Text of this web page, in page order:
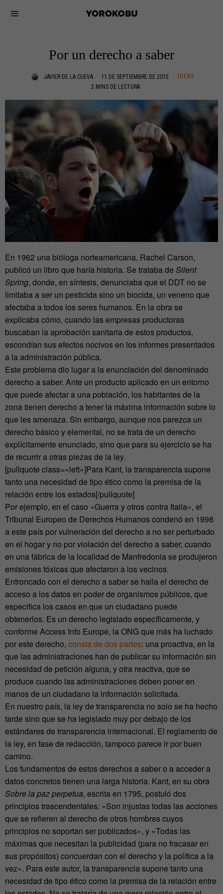
Por un derecho a saber
JAVIER DE LA CUEVA 11 DE SEPTIEMBRE DE 2015
IDEAS
2 MINS DE LECTURA
En 1962 una bióloga norteamericana, Rachel Carson,
publicó un libro que haría historia. Se trataba de Silent
Spring, donde, en síntesis, denunciaba que el DDT no se
limitaba a ser un pesticida sino un biocida, un veneno que
afectaba a todos los seres humanos. En la obra se
explicaba cómo, cuando las empresas productoras
buscaban la aprobación sanitaria de estos productos,
escondían sus efectos nocivos en los informes presentados
a la administración pública.
Este problema dio lugar a la enunciación del denominado
derecho a saber. Ante un producto aplicado en un entorno
que puede afectar a una población, los habitantes de la
zona tienen derecho a tener la máxima información sobre lo
que les amenaza. Sin embargo, aunque nos parezca un
derecho básico y elemental, no se trata de un derecho
explícitamente enunciado, sino que para su ejercicio se ha
de recurrir a otras piezas de la ley.
[pullquote class=»left»]Para Kant, la transparencia supone
tanto una necesidad de tipo ético como la premisa de la
relación entre los estados[/pullquote]
Por ejemplo, en el caso «Guerra y otros contra Italia», el
Tribunal Europeo de Derechos Humanos condenó en 1998
a este país por vulneración del derecho a no ser perturbado
en el hogar y no por violación del derecho a saber, cuando
en una fábrica de la localidad de Manfredonia se produjeron
emisiones tóxicas que afectaron a los vecinos.
Entroncado con el derecho a saber se halla el derecho de
acceso a los datos en poder de organismos públicos, que
especifica los casos en que un ciudadano puede
obtenerlos. Es un derecho legislado específicamente, y
conforme Access Info Europe, la ONG que más ha luchado
por este derecho, consta de dos partes: una proactiva, en la
que las administraciones han de publicar su información sin
necesidad de petición alguna, y otra reactiva, que se
produce cuando las administraciones deben poner en
manos de un ciudadano la información solicitada.
En nuestro país, la ley de transparencia no solo se ha hecho
tarde sino que se ha legislado muy por debajo de los
estándares de transparencia internacional. El reglamento de
la ley, en fase de redacción, tampoco parece ir por buen
camino.
Los fundamentos de estos derechos a saber o a acceder a
datos concretos tienen una larga historia. Kant, en su obra
Sobre la paz perpetua, escrita en 1795, postuló dos
principios trascendentales: «Son injustas todas las acciones
que se refieren al derecho de otros hombres cuyos
principios no soportan ser publicados», y «Todas las
máximas que necesitan la publicidad (para no fracasar en
sus propósitos) concuerdan con el derecho y la política a la
vez». Para este autor, la transparencia supone tanto una
necesidad de tipo ético como la premisa de la relación entre